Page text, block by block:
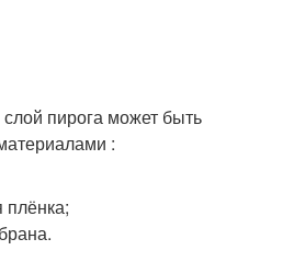
пирога может быть
: